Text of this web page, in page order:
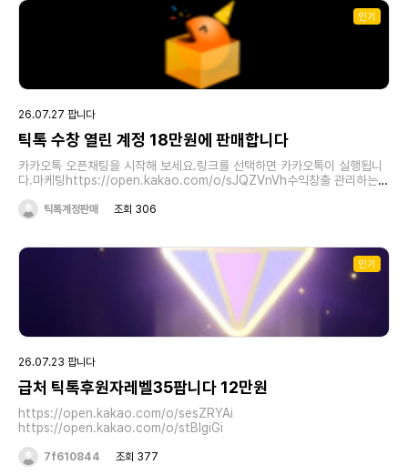
인기
26.07.27 팝니다
틱톡 수창 열린 계정 18만원에 판매합니다
카카오톡 오픈채팅을 시작해 보세요.링크를 선택하면 카카오톡이 실행됩니
다.마케팅https://open.kakao.com/o/sJQZVnVh수익창출 관리하는
틱톡계정판매 조회 306
인기
26.07.23 팝니다
급처 틱톡후원자레벨35팝니다 12만원
https://open.kakao.com/o/sesZRYAi
https://open.kakao.com/o/stBIgiGi
7f610844 조회 377